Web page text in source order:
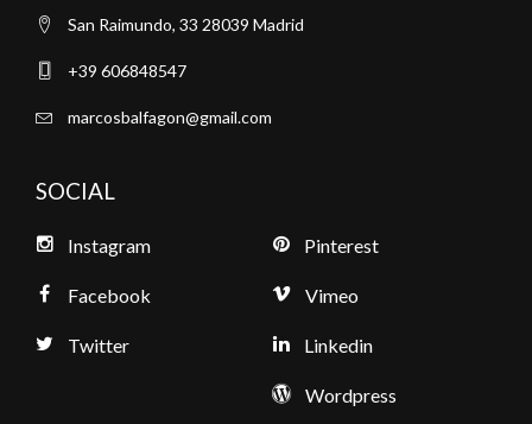
San Raimundo, 33 28039 Madrid
+39 606848547
marcosbalfagon@gmail.com
SOCIAL
Instagram
Facebook
Twitter
Pinterest
Vimeo
Linkedin
Wordpress